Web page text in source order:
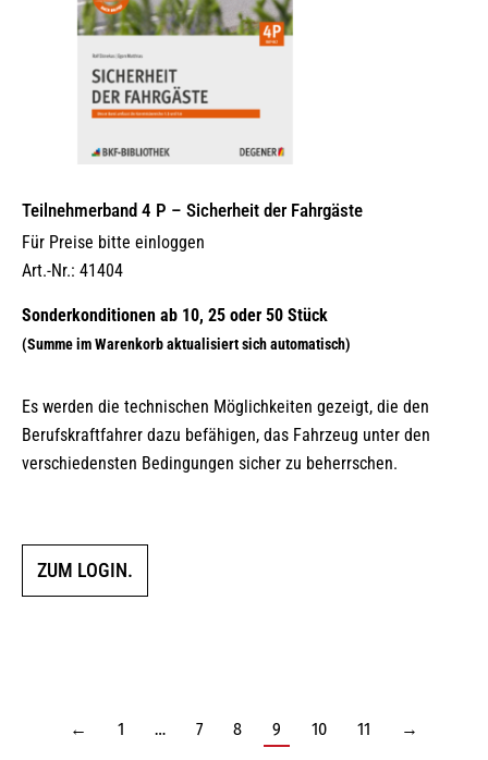
Teilnehmerband 4 P – Sicherheit der Fahrgäste
Für Preise bitte einloggen
Art.-Nr.: 41404
Es werden die technischen Möglichkeiten gezeigt, die den
Berufskraftfahrer dazu befähigen, das Fahrzeug unter den
verschiedensten Bedingungen sicher zu beherrschen.
ZUM LOGIN.
← 1 … 7 8 9 10 11 →